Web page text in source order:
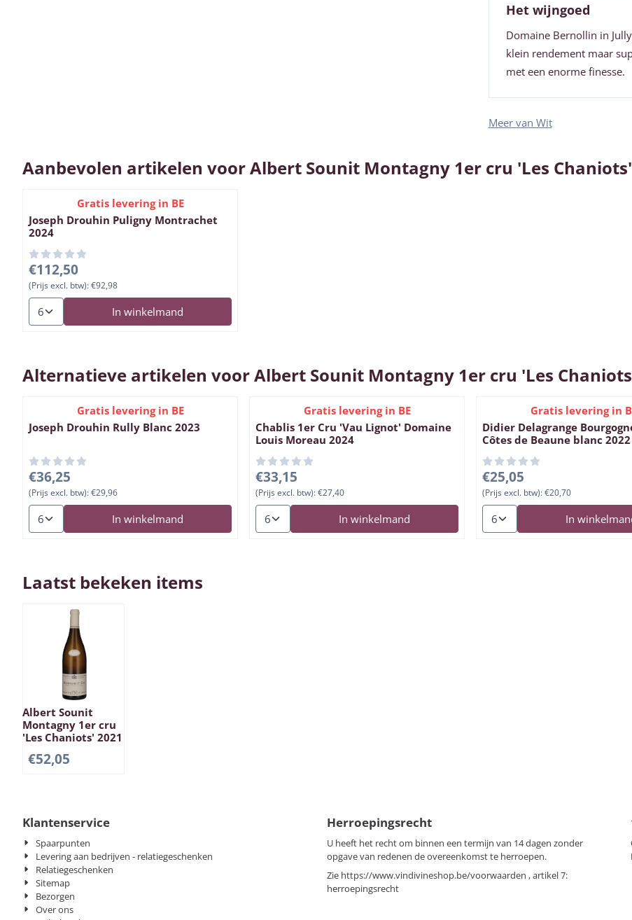
Het wijngoed
Domaine Bernollin in
klein rendement maar
met een enorme finesse.
Meer van Wit
Aanbevolen artikelen voorAlbert Sounit Montagny 1er cru 'Les Chaniots'
Gratis levering in BE
Joseph Drouhin Puligny Montrachet
2024
Prijs: 112,50, exclusief btw: 92,98
€112,50
(Prijs excl. btw):€92,98
Aantal kiezen voor Joseph Drouhin Puligny Montrachet 2024
In winkelmand
Alternatieve artikelen voorAlbert Sounit Montagny 1er cru 'Les
Gratis levering in BE
Joseph Drouhin Rully Blanc 2023
Prijs: 36,25, exclusief btw: 29,96
€36,25
(Prijs excl. btw):€29,96
Aantal kiezen voor Joseph Drouhin Rully Blanc 2023
In winkelmand
Gratis levering in BE
Chablis 1er Cru 'Vau Lignot' Domaine
Louis Moreau 2024
Prijs: 33,15, exclusief btw: 27,40
€33,15
(Prijs excl. btw):€27,40
Aantal kiezen voor Chablis 1er Cru 'Vau Lignot' Domaine Louis Moreau 2024
In winkelmand
Gratis levering in
Didier Delagrange
Côtes de Beaune blanc 2022
Prijs: 25,05, exclusief btw: 20,70
€25,05
(Prijs excl. btw):€20,70
Aantal kiezen voor Didier
In
Laatst bekeken items
Albert Sounit
Montagny 1er cru
'Les Chaniots' 2021
€52,05
Klantenservice
Spaarpunten
Levering aan bedrijven - relatiegeschenken
Relatiegeschenken
Sitemap
Bezorgen
Over ons
Herroepingsrecht
U heeft het recht om binnen een termijn van 14 dagen zonder
opgave van redenen de overeenkomst te herroepen.
Zie https://www.vindivineshop.be/voorwaarden , artikel 7:
herroepingsrecht